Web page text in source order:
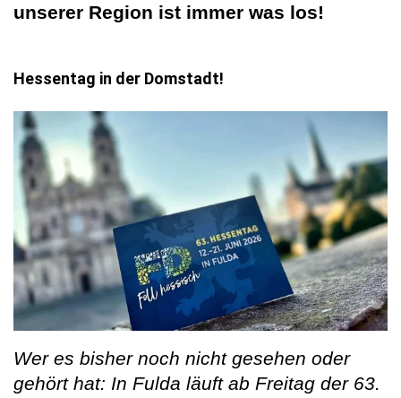
unserer Region ist immer was los!
Hessentag in der Domstadt!
Wer es bisher noch nicht gesehen oder
gehört hat: In Fulda läuft ab Freitag der 63.